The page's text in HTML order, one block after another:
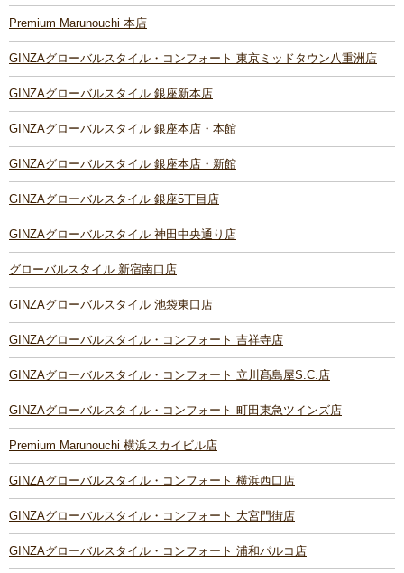
Premium Marunouchi 本店
GINZAグローバルスタイル・コンフォート 東京ミッドタウン八重洲店
GINZAグローバルスタイル 銀座新本店
GINZAグローバルスタイル 銀座本店・本館
GINZAグローバルスタイル 銀座本店・新館
GINZAグローバルスタイル 銀座5丁目店
GINZAグローバルスタイル 神田中央通り店
グローバルスタイル 新宿南口店
GINZAグローバルスタイル 池袋東口店
GINZAグローバルスタイル・コンフォート 吉祥寺店
GINZAグローバルスタイル・コンフォート 立川髙島屋S.C.店
GINZAグローバルスタイル・コンフォート 町田東急ツインズ店
Premium Marunouchi 横浜スカイビル店
GINZAグローバルスタイル・コンフォート 横浜西口店
GINZAグローバルスタイル・コンフォート 大宮門街店
GINZAグローバルスタイル・コンフォート 浦和パルコ店